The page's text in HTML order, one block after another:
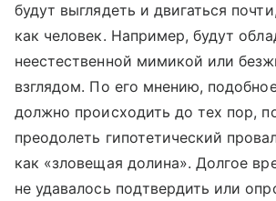
будут выглядеть и двигаться
как человек. Например, будут
неестественной мимикой или
взглядом. По его мнению,
должно происходить до тех пор,
преодолеть гипотетический
как «зловещая долина». Долгое
не удавалось подтвердить или